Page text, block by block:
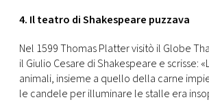
4. Il teatro di Shakespeare puzzava
Nel 1599 Thomas Platter visitò il Globe
il Giulio Cesare di Shakespeare e scrisse:
animali, insieme a quello della carne
le candele per illuminare le stalle era